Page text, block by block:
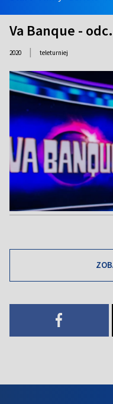
Va Banque -
2020 | teleturniej